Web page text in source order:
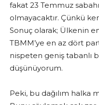
fakat 23 Temmuz
olmayacaktır. Çünkü
Sonuç olarak; Ülkenin
TBMM’ye en az dört
nispeten geniş tabanlı
düşünüyorum.
Peki, bu dağılım halka